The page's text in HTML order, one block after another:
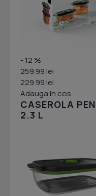
- 12 %
259.99 lei
229.99 lei
Adauga in cos
CASEROLA
2.3 L